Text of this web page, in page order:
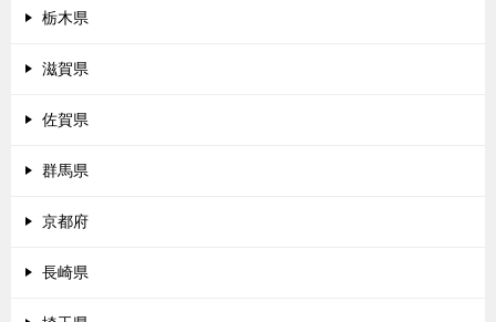
栃木県
滋賀県
佐賀県
群馬県
京都府
長崎県